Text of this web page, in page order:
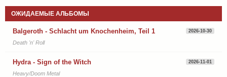
ОЖИДАЕМЫЕ АЛЬБОМЫ
Balgeroth - Schlacht um Knochenheim, Teil 1 2026-10-30
Death 'n' Roll
Hydra - Sign of the Witch 2026-11-01
Heavy/Doom Metal